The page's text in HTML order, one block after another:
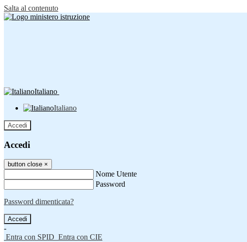
Salta al contenuto
Italiano
Italiano
Accedi
Accedi
button close ×
Nome Utente
Password
Password dimenticata?
-
Entra con SPID Entra con CIE